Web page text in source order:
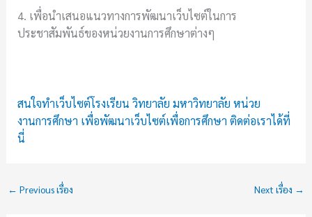
4. เพื่อนำเสนอแนวทางการพัฒนาเว็บไซต์ในการ
ประชาสัมพันธ์ของหน่วยงานการศึกษาต่างๆ
สนใจทำเว็บไซต์โรงเรียน วิทยาลัย มหาวิทยาลัย หน่วย
งานการศึกษา เพื่อพัฒนาเว็บไซต์เพื่อการศึกษา ติดต่อเราได้ที่
นี่
← Previous เรื่อง Next เรื่อง →